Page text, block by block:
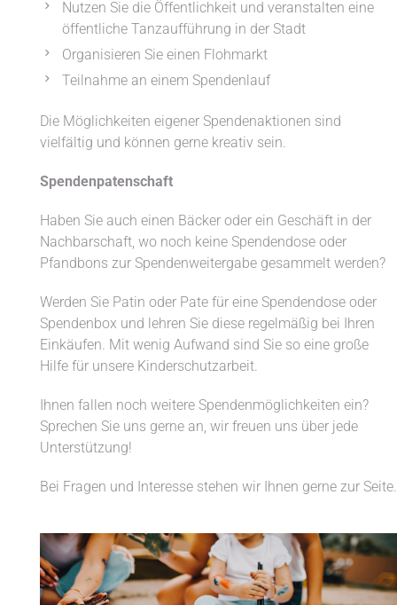
Nutzen Sie die Öffentlichkeit und veranstalten eine
öffentliche Tanzaufführung in der Stadt
Organisieren Sie einen Flohmarkt
Teilnahme an einem Spendenlauf
Die Möglichkeiten eigener Spendenaktionen sind
vielfältig und können gerne kreativ sein.
Spendenpatenschaft
Haben Sie auch einen Bäcker oder ein Geschäft in der
Nachbarschaft, wo noch keine Spendendose oder
Pfandbons zur Spendenweitergabe gesammelt werden?
Werden Sie Patin oder Pate für eine Spendendose oder
Spendenbox und lehren Sie diese regelmäßig bei Ihren
Einkäufen. Mit wenig Aufwand sind Sie so eine große
Hilfe für unsere Kinderschutzarbeit.
Ihnen fallen noch weitere Spendenmöglichkeiten ein?
Sprechen Sie uns gerne an, wir freuen uns über jede
Unterstützung!
Bei Fragen und Interesse stehen wir Ihnen gerne zur Seite.